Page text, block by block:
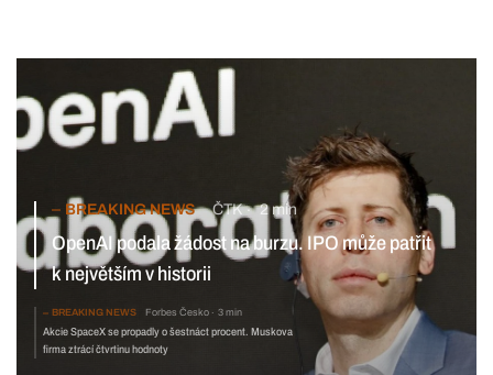
BREAKING NEWS ČTK 2 min
OpenAI podala žádost na burzu. IPO může patřit k největším
v historii
Forbes Česko 3 min
Akcie SpaceX se propadly o šestnáct procent.
Muskova firma ztrácí čtvrtinu hodnoty